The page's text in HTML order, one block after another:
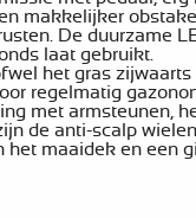
makkelijker
De duurzame
laat gebruikt.
het gras
regelmatig
met armsteunen,
de anti-scalp
maaidek en een